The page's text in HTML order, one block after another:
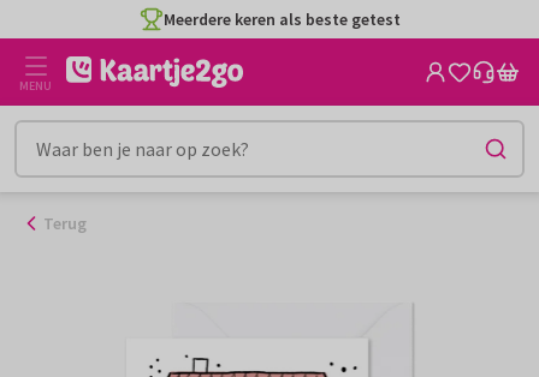
naar
inhoud
Meerdere keren als beste getest
MENU
Terug